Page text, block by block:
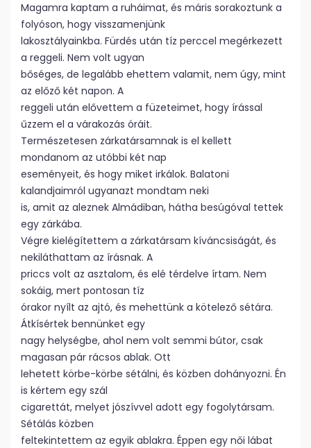
Magamra kaptam a ruháimat, és máris sorakoztunk a
folyóson, hogy visszamenjünk
lakosztályainkba. Fürdés után tíz perccel megérkezett
a reggeli. Nem volt ugyan
bőséges, de legalább ehettem valamit, nem úgy, mint
az előző két napon. A
reggeli után elővettem a füzeteimet, hogy írással
űzzem el a várakozás óráit.
Természetesen zárkatársamnak is el kellett
mondanom az utóbbi két nap
eseményeit, és hogy miket irkálok. Balatoni
kalandjaimról ugyanazt mondtam neki
is, amit az aleznek Almádiban, hátha besúgóval tettek
egy zárkába.
Végre kielégítettem a zárkatársam kíváncsiságát, és
nekiláthattam az írásnak. A
priccs volt az asztalom, és elé térdelve írtam. Nem
sokáig, mert pontosan tíz
órakor nyílt az ajtó, és mehettünk a kötelező sétára.
Átkísértek bennünket egy
nagy helységbe, ahol nem volt semmi bútor, csak
magasan pár rácsos ablak. Ott
lehetett körbe-körbe sétálni, és közben dohányozni. Én
is kértem egy szál
cigarettát, melyet jószívvel adott egy fogolytársam.
Sétálás közben
feltekintettem az egyik ablakra. Éppen egy női lábat